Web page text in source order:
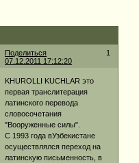
Поделиться
1
07.12.2011 17:12:20
KHUROLLI KUCHLAR это
первая транслитерация
латинского перевода
словосочетания
"Вооруженные силы".
С 1993 года вУзбекистане
осуществлялся переход на
латинскую письменность, в